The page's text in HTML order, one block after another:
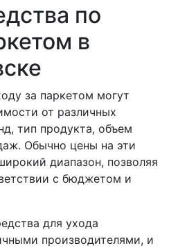
по
в
за паркетом могут
от различных
тип продукта, объем
Обычно цены на эти
диапазон, позволяя
с бюджетом и
для ухода
производителями, и